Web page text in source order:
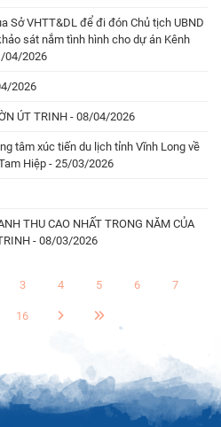
Sở VHTT&DL để đi đón Chủ tịch UBND
sát nắm tình hình cho dự án Kênh
04/2026
2026
ÚT TRINH - 08/04/2026
tâm xúc tiến du lịch tỉnh Vĩnh Long về
Hiệp - 25/03/2026
THU CAO NHẤT TRONG NĂM CỦA
- 08/03/2026
3 4 5 6 7
16